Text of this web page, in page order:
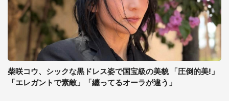
柴咲コウ、シックな黒ドレス姿で国宝級の美貌 「圧倒的美!」
「エレガントで素敵」「纏ってるオーラが違う」